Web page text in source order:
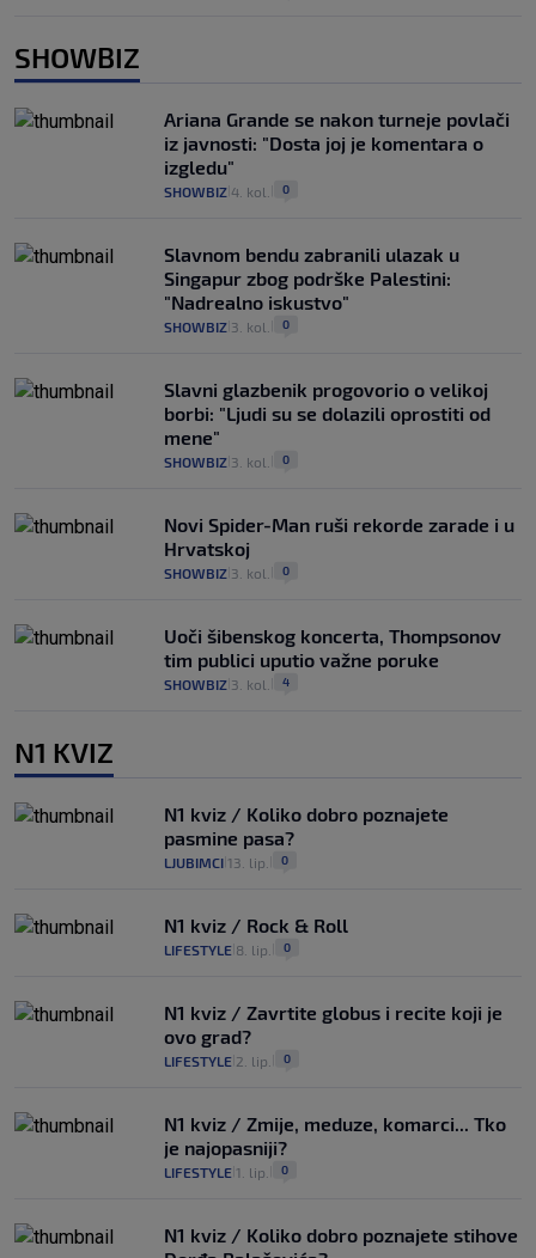
SHOWBIZ
Ariana Grande se nakon turneje povlači
iz javnosti: "Dosta joj je komentara o
izgledu"
SHOWBIZ 4. kol. 0
Slavnom bendu zabranili ulazak u
Singapur zbog podrške Palestini:
"Nadrealno iskustvo"
SHOWBIZ 3. kol. 0
Slavni glazbenik progovorio o velikoj
borbi: "Ljudi su se dolazili oprostiti od
mene"
SHOWBIZ 3. kol. 0
Novi Spider-Man ruši rekorde zarade i u
Hrvatskoj
SHOWBIZ 3. kol. 0
Uoči šibenskog koncerta, Thompsonov
tim publici uputio važne poruke
SHOWBIZ 3. kol. 4
N1 KVIZ
N1 kviz / Koliko dobro poznajete
pasmine pasa?
LJUBIMCI 13. lip. 0
N1 kviz / Rock & Roll
LIFESTYLE 8. lip. 0
N1 kviz / Zavrtite globus i recite koji je
ovo grad?
LIFESTYLE 2. lip. 0
N1 kviz / Zmije, meduze, komarci... Tko
je najopasniji?
LIFESTYLE 1. lip. 0
N1 kviz / Koliko dobro poznajete stihove